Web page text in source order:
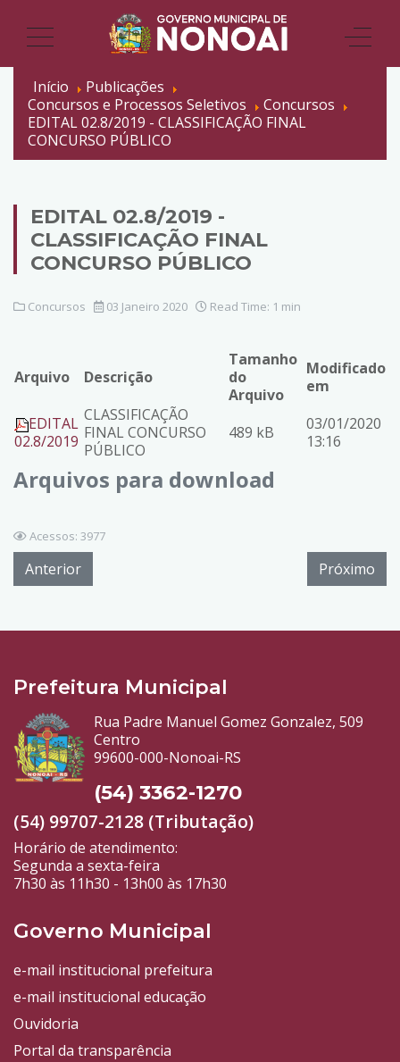
Início
Publicações
Concursos e Processos Seletivos
Concursos
EDITAL 02.8/2019 - CLASSIFICAÇÃO FINAL
CONCURSO PÚBLICO
EDITAL 02.8/2019 -
CLASSIFICAÇÃO FINAL
CONCURSO PÚBLICO
Concursos 03 Janeiro 2020 Read Time: 1 min
Arquivos para download
Arquivo Descrição
Tamanho
do
Arquivo
Modificado
em
EDITAL
02.8/2019
CLASSIFICAÇÃO
FINAL CONCURSO
PÚBLICO
489 kB
03/01/2020
13:16
Acessos: 3977
Anterior Próximo
Prefeitura Municipal
Rua Padre Manuel Gomez Gonzalez, 509
Centro
99600-000-Nonoai-RS
(54) 3362-1270
(54) 99707-2128 (Tributação)
Horário de atendimento:
Segunda a sexta-feira
7h30 às 11h30 - 13h00 às 17h30
Governo Municipal
e-mail institucional prefeitura
e-mail institucional educação
Ouvidoria
Portal da transparência